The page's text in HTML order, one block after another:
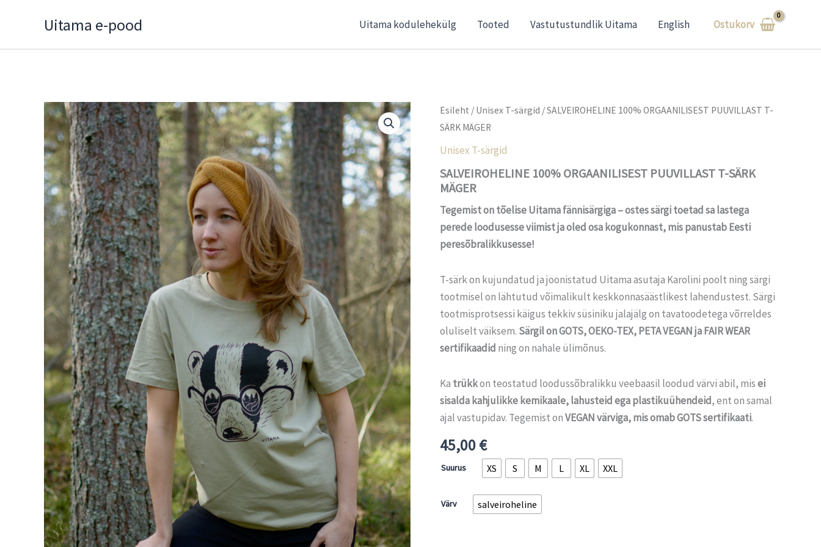
Uitama e-pood Uitama kodulehekülg Tooted Vastutustundlik Uitama English Ostukorv
Esileht / Unisex T-särgid / SALVEIROHELINE 100% ORGAANILISEST PUUVILLAST T-
SÄRK MÄGER
Unisex T-särgid
SALVEIROHELINE 100% ORGAANILISEST PUUVILLAST T-SÄRK
MÄGER
Tegemist on tõelise Uitama fännisärgiga – ostes särgi toetad sa lastega
perede loodusesse viimist ja oled osa kogukonnast, mis panustab Eesti
peresõbralikkusesse!
T-särk on kujundatud ja joonistatud Uitama asutaja Karolini poolt ning särgi
tootmisel on lähtutud võimalikult keskkonnasäästlikest lahendustest. Särgi
tootmisprotsessi käigus tekkiv süsiniku jalajälg on tavatoodetega võrreldes
oluliselt väiksem. Särgil on GOTS,OEKO-TEX, PETA VEGAN ja FAIR WEAR
sertifikaadid ning on nahale ülimõnus.
Ka trükkon teostatud loodussõbralikku veebaasil loodud värvi abil, misei
sisalda kahjulikke kemikaale, lahusteid ega plastikuühendeid, ent on samal
ajal vastupidav. Tegemist onVEGAN värviga, mis omab GOTS sertifikaati.
45,00€
Suurus XS S M L XL XXL
Värv salveiroheline